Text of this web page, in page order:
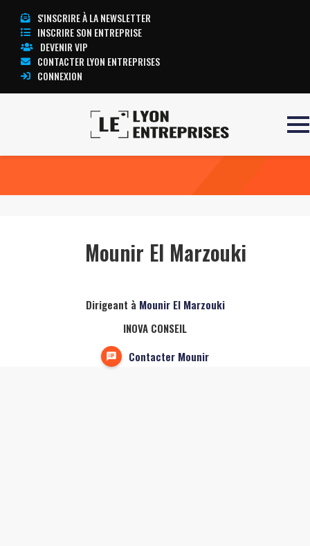
S'INSCRIRE À LA NEWSLETTER
INSCRIRE SON ENTREPRISE
DEVENIR VIP
CONTACTER LYON ENTREPRISES
CONNEXION
Mounir El Marzouki
Dirigeant à Mounir El Marzouki
INOVA CONSEIL
Contacter Mounir